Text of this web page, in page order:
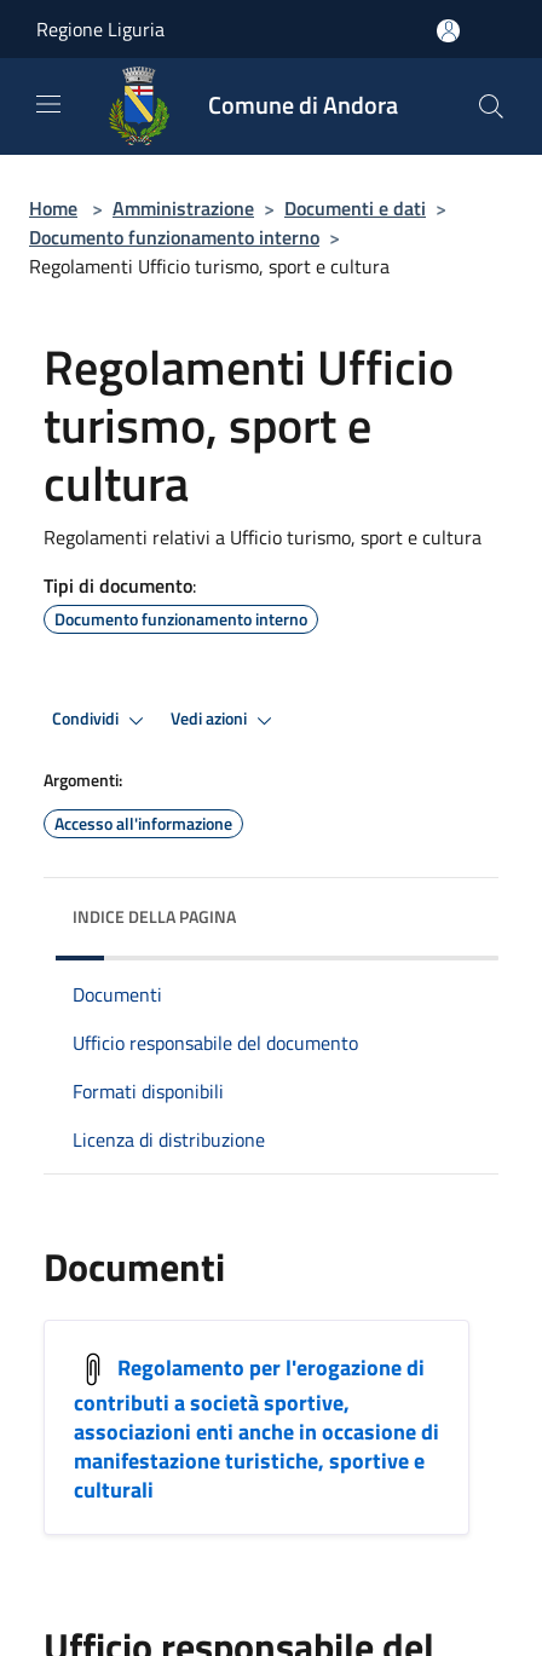
Regione Liguria
Comune di Andora
Home > Amministrazione > Documenti e dati >
Documento funzionamento interno >
Regolamenti Ufficio turismo, sport e cultura
Regolamenti Ufficio
turismo, sport e
cultura
Regolamenti relativi a Ufficio turismo, sport e cultura
Tipi di documento:
Documento funzionamento interno
Condividi Vedi azioni
Argomenti:
Accesso all'informazione
INDICE DELLA PAGINA
Documenti
Ufficio responsabile del documento
Formati disponibili
Licenza di distribuzione
Documenti
Regolamento per l'erogazione di
contributi a società sportive,
associazioni enti anche in occasione di
manifestazione turistiche, sportive e
culturali